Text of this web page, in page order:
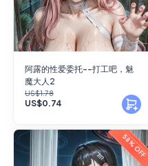
阿露的性爱委托--打工吧，魅
魔大人2
US$1.78
US$0.74
58% OFF